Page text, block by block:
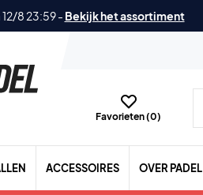
8 23:59- Bekijk het assortiment
Favorieten (0)
ACCESSOIRES OVER PADEL